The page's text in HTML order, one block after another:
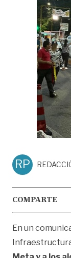
RP
COMPARTE
En un